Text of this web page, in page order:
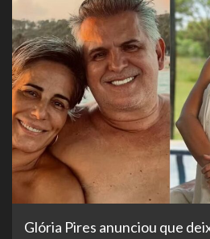
Glória Pires anunciou que